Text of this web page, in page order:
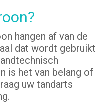
hangen af van de
dat wordt gebruikt
is het van belang of
uw tandarts